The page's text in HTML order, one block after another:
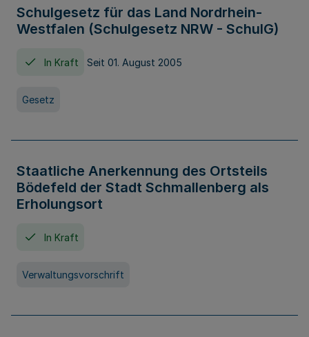
Schulgesetz für das Land Nordrhein-
Westfalen (Schulgesetz NRW - SchulG)
In Kraft Seit 01. August 2005
Gesetz
Staatliche Anerkennung des Ortsteils
Bödefeld der Stadt Schmallenberg als
Erholungsort
In Kraft
Verwaltungsvorschrift